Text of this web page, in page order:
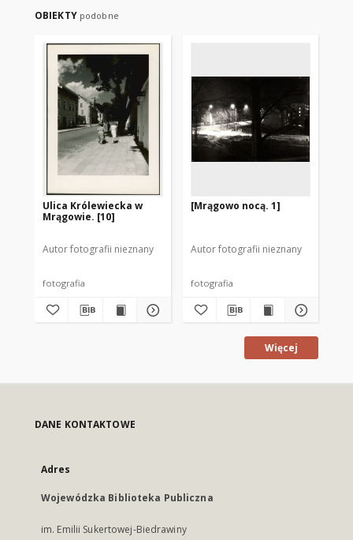
OBIEKTY podobne
Ulica Królewiecka w
Mrągowie. [10]
Autor fotografii nieznany
fotografia
[Mrągowo nocą. 1]
Autor fotografii nieznany
fotografia
Więcej
DANE KONTAKTOWE
Adres
Wojewódzka Biblioteka Publiczna
im. Emilii Sukertowej-Biedrawiny